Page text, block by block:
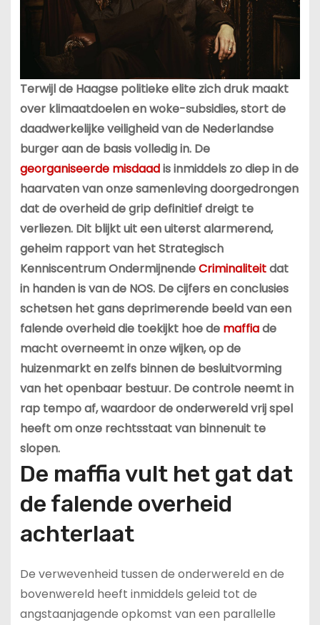
Terwijl de Haagse politieke elite zich druk maakt
over klimaatdoelen en woke-subsidies, stort de
daadwerkelijke veiligheid van de Nederlandse
burger aan de basis volledig in. De
georganiseerde misdaadis inmiddels zo diep in de
haarvaten van onze samenleving doorgedrongen
dat de overheid de grip definitief dreigt te
verliezen. Dit blijkt uit een uiterst alarmerend,
geheim rapport van het Strategisch
Kenniscentrum OndermijnendeCriminaliteitdat
in handen is van de NOS. De cijfers en conclusies
schetsen het gans deprimerende beeld van een
falende overheid die toekijkt hoe de maffiade
macht overneemt in onze wijken, op de
huizenmarkt en zelfs binnen de besluitvorming
van het openbaar bestuur. De controle neemt in
rap tempo af, waardoor de onderwereld vrij spel
heeft om onze rechtsstaat van binnenuit te
slopen.
De maffia vult het gat dat
de falende overheid
achterlaat
De verwevenheid tussen de onderwereld en de
bovenwereld heeft inmiddels geleid tot de
angstaanjagende opkomst van een parallelle